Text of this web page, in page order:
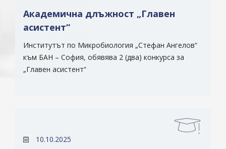
Академична длъжност „Главен
асистент“
Институтът по Микробиология „Стефан Ангелов“
към БАН – София, обявява 2 (два) конкурса за
„Главен асистент“
10.10.2025